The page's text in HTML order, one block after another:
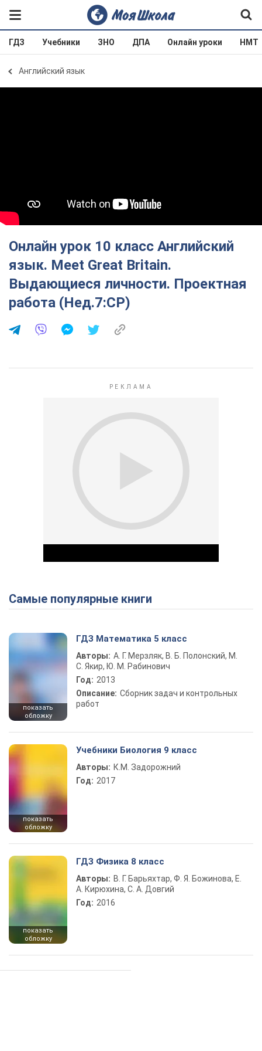
ГДЗ Учебники ЗНО ДПА Онлайн уроки НМТ
Английский язык
Онлайн урок 10 класс Английский
язык. Meet Great Britain.
Выдающиеся личности. Проектная
работа (Нед.7:СР)
Play Video
Самые популярные книги
показать
обложку
ГДЗ Математика 5 класс
Авторы: А. Г. Мерзляк, В. Б. Полонский, М.
С. Якир, Ю. М. Рабинович
Год: 2013
Описание: Сборник задач и контрольных
работ
показать
обложку
Учебники Биология 9 класс
Авторы: К.М. Задорожний
Год: 2017
показать
обложку
ГДЗ Физика 8 класс
Авторы: В. Г. Барьяхтар, Ф. Я. Божинова, Е.
А. Кирюхина, С. А. Довгий
Год: 2016